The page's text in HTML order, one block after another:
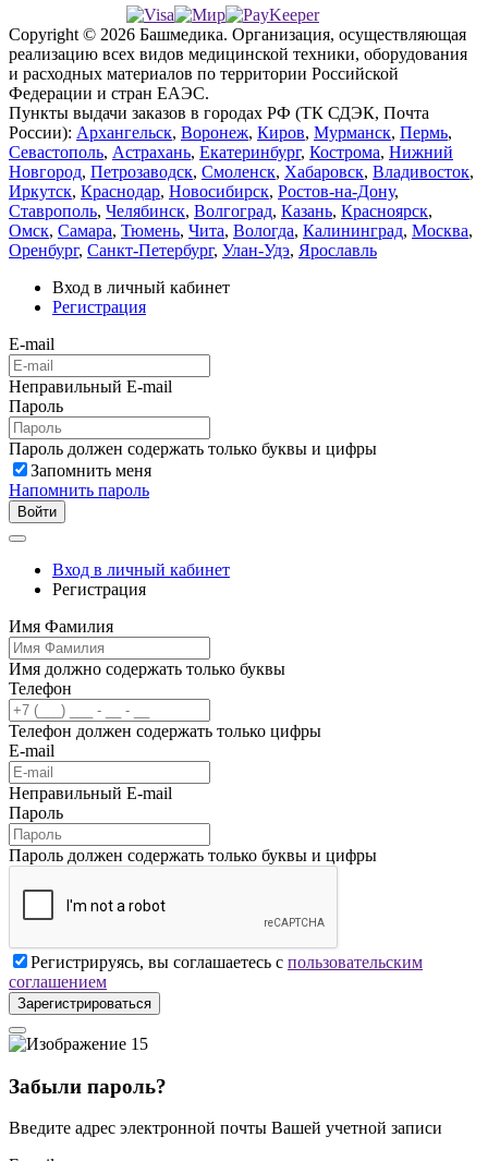
Copyright © 2026 Башмедика. Организация, осуществляющая
реализацию всех видов медицинской техники, оборудования
и расходных материалов по территории Российской
Федерации и стран ЕАЭС.
Пункты выдачи заказов в городах РФ (ТК СДЭК, Почта
России): Архангельск, Воронеж, Киров, Мурманск, Пермь,
Севастополь, Астрахань, Екатеринбург, Кострома, Нижний
Новгород, Петрозаводск, Смоленск, Хабаровск, Владивосток,
Иркутск, Краснодар, Новосибирск, Ростов-на-Дону,
Ставрополь, Челябинск, Волгоград, Казань, Красноярск,
Омск, Самара, Тюмень, Чита, Вологда, Калининград, Москва,
Оренбург, Санкт-Петербург, Улан-Удэ, Ярославль
Вход в личный кабинет
Регистрация
E-mail
Неправильный E-mail
Пароль
Пароль должен содержать только буквы и цифры
Запомнить меня
Напомнить пароль
Войти
Вход в личный кабинет
Регистрация
Имя Фамилия
Имя должно содержать только буквы
Телефон
Телефон должен содержать только цифры
E-mail
Неправильный E-mail
Пароль
Пароль должен содержать только буквы и цифры
Регистрируясь, вы соглашаетесь с пользовательским
соглашением
Зарегистрироваться
Забыли пароль?
Введите адрес электронной почты Вашей учетной записи